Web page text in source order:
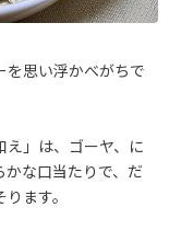
を思い浮かべがちで
」は、ゴーヤ、に
な口当たりで、だ
ます。